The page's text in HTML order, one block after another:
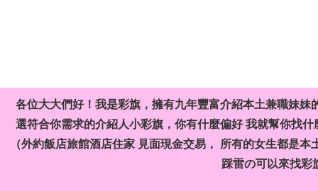
各位大大們好！我是彩旗，擁有九年豐富介紹本土兼職妹
選符合你需求的介紹人小彩旗，你有什麼偏好 我就幫你找
（外約飯店旅館酒店住家 見面現金交易， 所有的女生都是
踩雷の可以來找彩